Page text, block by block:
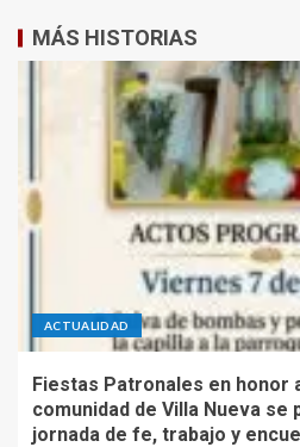
MÁS HISTORIAS
ACTUALIDAD
Fiestas Patronales en honor
comunidad de Villa Nueva se
jornada de fe, trabajo y